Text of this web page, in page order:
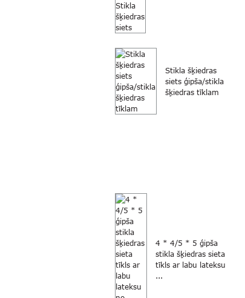
Stikla šķiedras
siets ģipša/stikla
šķiedras tīklam
4 * 4/5 * 5 ģipša
stikla šķiedras sieta
tīkls ar labu lateksu
...